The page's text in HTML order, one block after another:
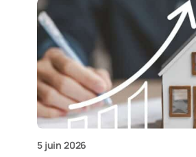
5 juin 2026